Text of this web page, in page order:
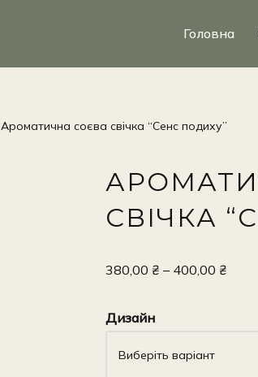
Головна
Ароматична соєва свічка “Сенс подиху”
СВІЧКА
380,00 ₴ – 400,00 ₴
Дизайн